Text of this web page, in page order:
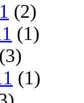
(2)
(1)
(3)
(1)